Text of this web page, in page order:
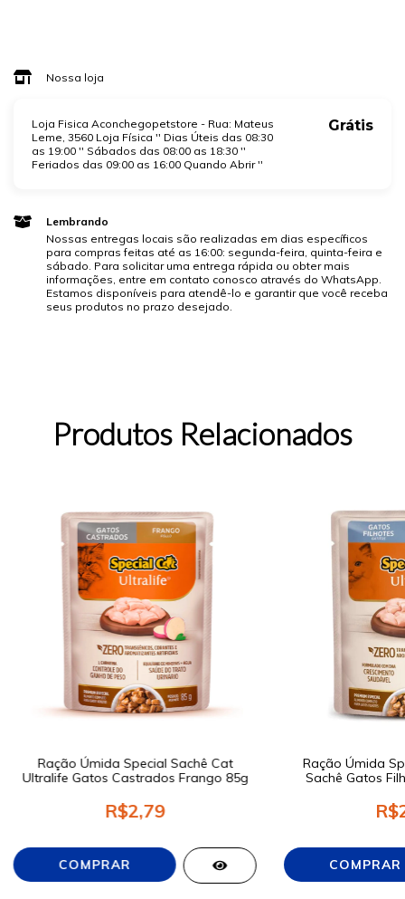
Nossa loja
Loja Fisica Aconchegopetstore - Rua: Mateus
Leme, 3560 Loja Física '' Dias Úteis das 08:30
as 19:00 '' Sábados das 08:00 as 18:30 ''
Feriados das 09:00 as 16:00 Quando Abrir ''
Grátis
Lembrando
Nossas entregas locais são realizadas em dias específicos
para compras feitas até as 16:00: segunda-feira, quinta-feira e
sábado. Para solicitar uma entrega rápida ou obter mais
informações, entre em contato conosco através do WhatsApp.
Estamos disponíveis para atendê-lo e garantir que você receba
seus produtos no prazo desejado.
Produtos Relacionados
Ração Úmida Special Sachê Cat
Ultralife Gatos Castrados Frango 85g
R$2,79
Ração Úmida
Sachê Gatos